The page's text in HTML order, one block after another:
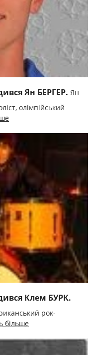
Ян БЕРГЕР. Ян
олімпійський
Клем БУРК.
рок-
більше